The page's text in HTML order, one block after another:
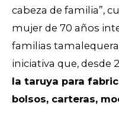
cabeza de familia”,
mujer de 70 años
familias
iniciativa que, desde
la taruya para
bolsos, carteras,